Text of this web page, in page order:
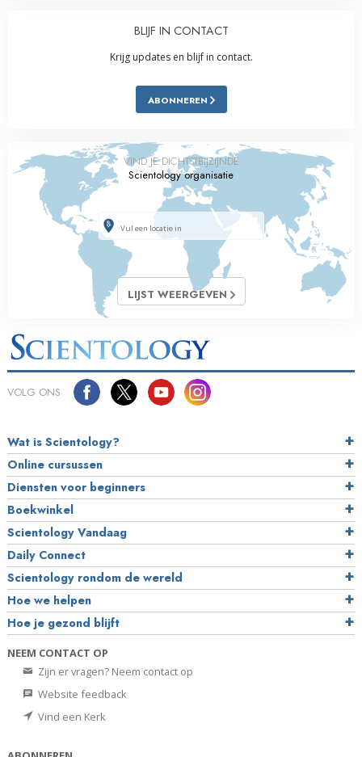
BLIJF IN CONTACT
Krijg updates en blijf in contact.
ABONNEREN
VIND JE DICHTSTBIJZIJNDE
Scientology organisatie
LIJST WEERGEVEN
VOLG ONS
Wat is Scientology?
Online cursussen
Diensten voor beginners
Boekwinkel
Scientology Vandaag
Daily Connect
Scientology rondom de wereld
Hoe we helpen
Hoe je gezond blijft
NEEM CONTACT OP
Zijn er vragen? Neem contact op
Website feedback
Vind een Kerk